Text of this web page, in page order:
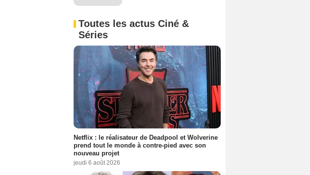
Toutes les actus Ciné &
Séries
Netflix : le réalisateur de Deadpool et Wolverine
prend tout le monde à contre-pied avec son
nouveau projet
jeudi 6 août 2026